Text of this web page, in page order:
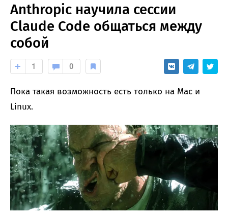
Anthropic научила сессии
Claude Code общаться между
собой
1 0
Пока такая возможность есть только на Mac и
Linux.